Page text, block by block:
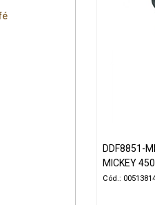
DDF8851-
MICKEY
Cód.: